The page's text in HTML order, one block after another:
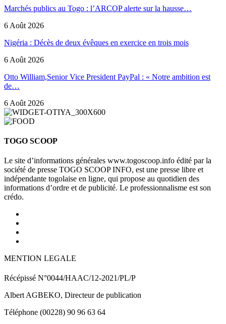
Marchés publics au Togo : l’ARCOP alerte sur la hausse…
6 Août 2026
Nigéria : Décès de deux évêques en exercice en trois mois
6 Août 2026
Otto William,Senior Vice President PayPal : « Notre ambition est
de…
6 Août 2026
TOGO SCOOP
Le site d’informations générales www.togoscoop.info édité par la
société de presse TOGO SCOOP INFO, est une presse libre et
indépendante togolaise en ligne, qui propose au quotidien des
informations d’ordre et de publicité. Le professionnalisme est son
crédo.
MENTION LEGALE
Récépissé N°0044/HAAC/12-2021/PL/P
Albert AGBEKO, Directeur de publication
Téléphone (00228) 90 96 63 64